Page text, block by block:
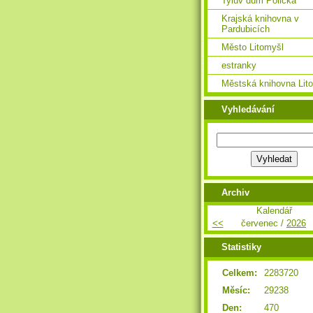
Krajská knihovna v
Pardubicích
Město Litomyšl
estranky
Městská knihovna
Vyhledávání
Archiv
Kalendář
<<
červenec / 2026
Statistiky
Celkem:
2283720
Měsíc:
29238
Den:
470